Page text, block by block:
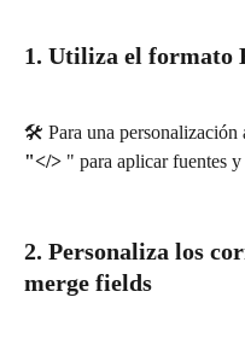
1. Utiliza el formato
🛠️ Para una personalización
"</> " para aplicar fuentes y
2. Personaliza los
merge fields